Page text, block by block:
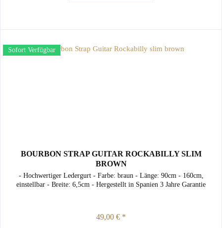
Sofort Verfügbar
BOURBON STRAP GUITAR ROCKABILLY SLIM
BROWN
- Hochwertiger Ledergurt - Farbe: braun - Länge: 90cm - 160cm,
einstellbar - Breite: 6,5cm - Hergestellt in Spanien 3 Jahre Garantie
49,00 € *